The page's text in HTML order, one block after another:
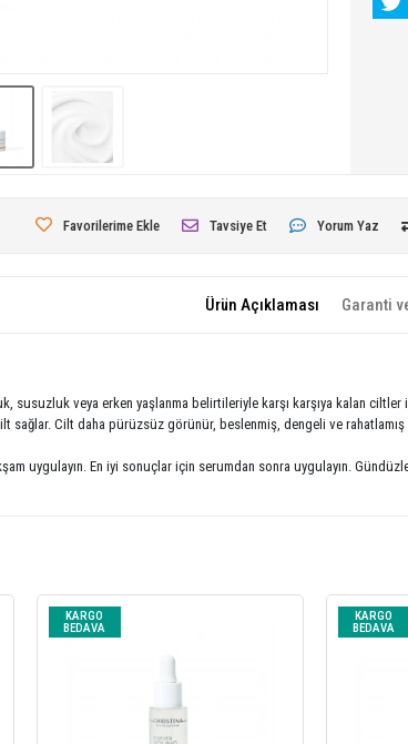
Favorilerime Ekle Tavsiye Et Yorum Yaz
Ürün Açıklaması Garanti
susuzluk veya erken yaşlanma belirtileriyle karşı karşıya kalan
sağlar. Cilt daha pürüzsüz görünür, beslenmiş, dengeli ve
uygulayın. En iyi sonuçlar için serumdan sonra uygulayın.
KARGO
BEDAVA
KARGO
BEDAVA